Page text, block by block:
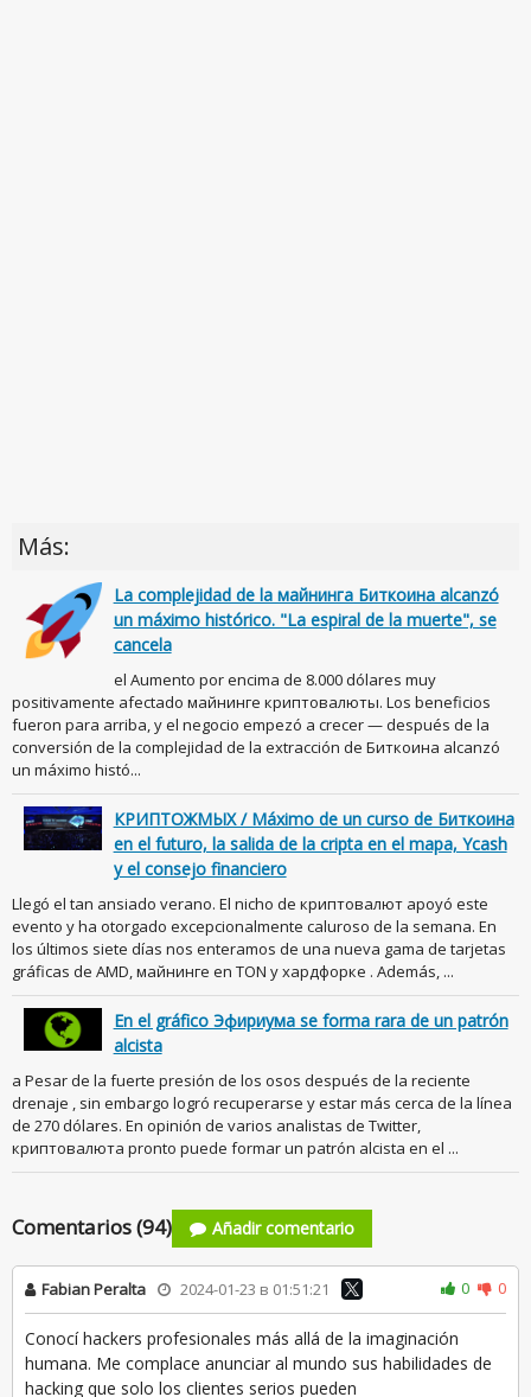
Más:
La complejidad de la майнинга Биткоина alcanzó
un máximo histórico. "La espiral de la muerte", se
cancela
el Aumento por encima de 8.000 dólares muy
positivamente afectado майнинге криптовалюты. Los beneficios
fueron para arriba, y el negocio empezó a crecer — después de la
conversión de la complejidad de la extracción de Биткоина alcanzó
un máximo histó...
КРИПТОЖМЫХ / Máximo de un curso de Биткоина
en el futuro, la salida de la cripta en el mapa, Ycash
y el consejo financiero
Llegó el tan ansiado verano. El nicho de криптовалют apoyó este
evento y ha otorgado excepcionalmente caluroso de la semana. En
los últimos siete días nos enteramos de una nueva gama de tarjetas
gráficas de AMD, майнинге en TON y хардфорке . Además, ...
En el gráfico Эфириума se forma rara de un patrón
alcista
a Pesar de la fuerte presión de los osos después de la reciente
drenaje , sin embargo logró recuperarse y estar más cerca de la línea
de 270 dólares. En opinión de varios analistas de Twitter,
криптовалюта pronto puede formar un patrón alcista en el ...
Comentarios (94) Añadir comentario
Fabian Peralta 2024-01-23 в 01:51:21 0 0
Conocí hackers profesionales más allá de la imaginación
humana. Me complace anunciar al mundo sus habilidades de
hacking que solo los clientes serios pueden